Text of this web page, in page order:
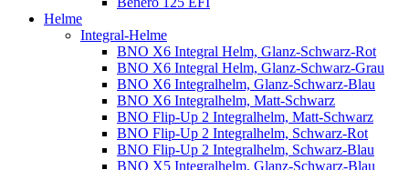
Helme
Integral-Helme
BNO X6 Integral Helm, Glanz-Schwarz-Rot
BNO X6 Integral Helm, Glanz-Schwarz-Grau
BNO X6 Integralhelm, Glanz-Schwarz-Blau
BNO X6 Integralhelm, Matt-Schwarz
BNO Flip-Up 2 Integralhelm, Matt-Schwarz
BNO Flip-Up 2 Integralhelm, Schwarz-Rot
BNO Flip-Up 2 Integralhelm, Schwarz-Blau
BNO X5 Integralhelm, Glanz-Schwarz-Blau